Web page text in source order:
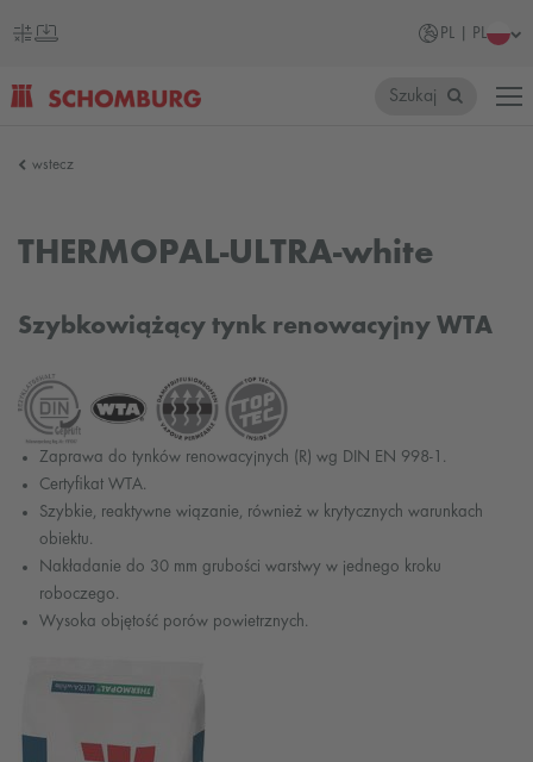
PL | PL
Szukaj
wstecz
THERMOPAL-ULTRA-white
Szybkowiążący tynk renowacyjny WTA
Zaprawa do tynków renowacyjnych (R) wg DIN EN 998-1.
Certyfikat WTA.
Szybkie, reaktywne wiązanie, również w krytycznych warunkach
obiektu.
Nakładanie do 30 mm grubości warstwy w jednego kroku
roboczego.
Wysoka objętość porów powietrznych.